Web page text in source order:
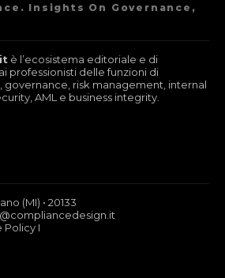
Insights On Governance,
è l’ecosistema editoriale e di
professionisti delle funzioni di
risk management, internal
AML e business integrity.
(MI) • 20133
Policy I